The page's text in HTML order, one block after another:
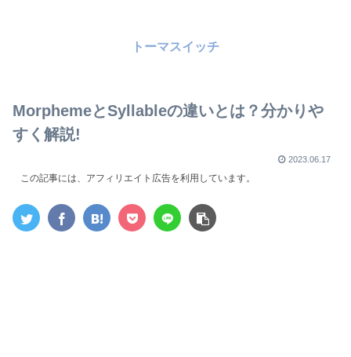
トーマスイッチ
MorphemeとSyllableの違いとは？分かりや
すく解説!
2023.06.17
この記事には、アフィリエイト広告を利用しています。